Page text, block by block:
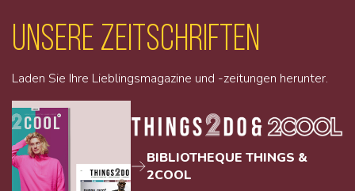
unsere Zeitschriften
Laden Sie Ihre Lieblingsmagazine und -zeitungen herunter.
BIBLIOTHEQUE THINGS &
2COOL